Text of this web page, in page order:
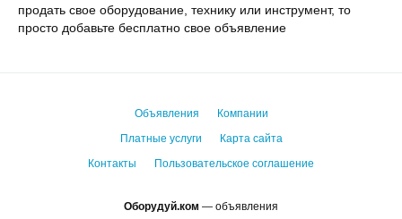
продать свое оборудование, технику или инструмент, то
просто добавьте бесплатно свое объявление
Оборудуй.ком — объявления
Объявления
Компании
Платные услуги
Карта сайта
Контакты
Пользовательское соглашение